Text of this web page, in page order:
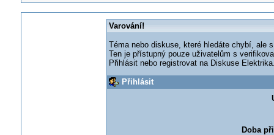
Varování!
Téma nebo diskuse, které hledáte chybí, ale
Ten je přístupný pouze uživatelům s
Přihlásit nebo registrovat na Diskuse
Přihlásit
Doba